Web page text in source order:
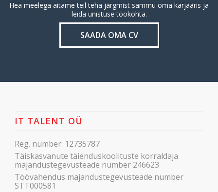
Hea meelega aitame teil teha järgmist sammu oma karjääris ja
leida unistuse töökohta.
SAADA OMA CV
IT TALENT OÜ
Reg. number: 12735787
Täiskasvanute täienduskoolituste korraldaja
majandustegevusteade number 246623
Töövahendus majandustegevusteade number
STT000581